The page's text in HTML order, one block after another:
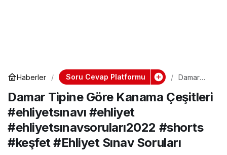
Haberler Soru Cevap Platformu
Damar
Göre
Kanama
avı
#ehliyetsın
Damar Tipine Göre Kanama Çeşitleri
#ehliyetsınavı #ehliyet
#ehliyetsınavsoruları2022 #shorts
#keşfet #Ehliyet Sınav Soruları